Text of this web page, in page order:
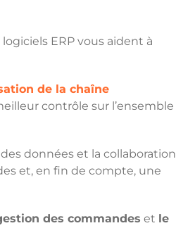
ERP vous aident à
de la chaîne
contrôle sur l’ensemble
données et la collaboration
et, en fin de compte, une
des commandes et le